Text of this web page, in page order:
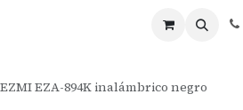
EZA-894K inalámbrico negro